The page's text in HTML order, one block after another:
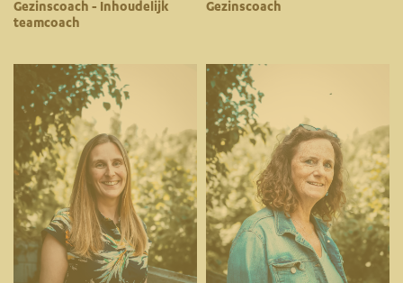
Gezinscoach - Inhoudelijk
teamcoach
Gezinscoach